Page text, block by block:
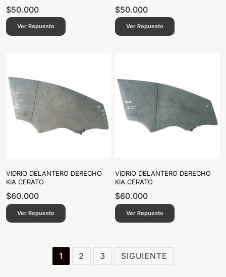
$50.000
Ver Repuesto
$50.000
Ver Repuesto
VIDRIO DELANTERO DERECHO
KIA CERATO
$60.000
Ver Repuesto
VIDRIO DELANTERO DERECHO
KIA CERATO
$60.000
Ver Repuesto
Paginación
1 2 3 SIGUIENTE